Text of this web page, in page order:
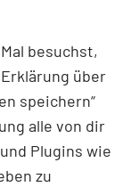
besuchst,
über
speichern“
alle von dir
Plugins wie
zu